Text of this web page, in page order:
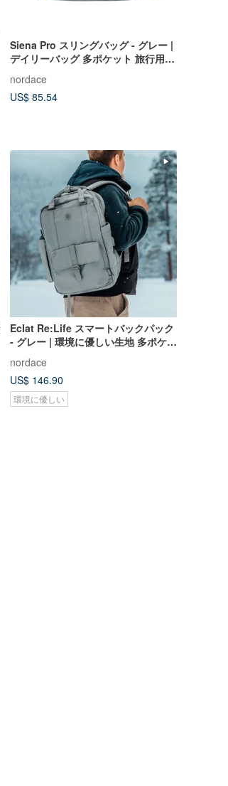
Siena Pro スリングバッグ - グレー |
デイリーバッグ 多ポケット 旅行用サ
ブバッグ ショルダーバッグ
nordace
US$ 85.54
Eclat Re:Life スマートバックパック
- グレー | 環境に優しい生地 多ポケッ
ト 撥水 バックパック
nordace
US$ 146.90
環境に優しい